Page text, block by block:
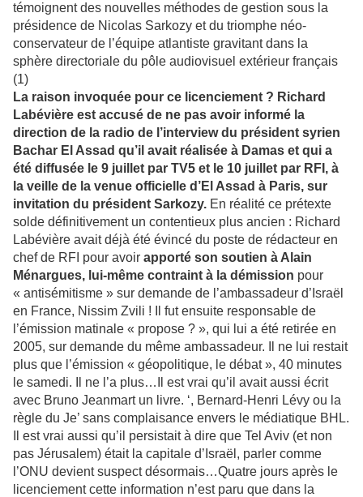
témoignent des nouvelles méthodes de gestion sous la
présidence de Nicolas Sarkozy et du triomphe néo-
conservateur de l’équipe atlantiste gravitant dans la
sphère directoriale du pôle audiovisuel extérieur français
(1)
La raison invoquée pour ce licenciement ? Richard
Labévière est accusé de ne pas avoir informé la
direction de la radio de l’interview du président syrien
Bachar El Assad qu’il avait réalisée à Damas et qui a
été diffusée le 9 juillet par TV5 et le 10 juillet par RFI, à
la veille de la venue officielle d’El Assad à Paris, sur
invitation du président Sarkozy. En réalité ce prétexte
solde définitivement un contentieux plus ancien : Richard
Labévière avait déjà été évincé du poste de rédacteur en
chef de RFI pour avoir apporté son soutien à Alain
Ménargues, lui-même contraint à la démission pour
« antisémitisme » sur demande de l’ambassadeur d’Israël
en France, Nissim Zvili ! Il fut ensuite responsable de
l’émission matinale « propose ? », qui lui a été retirée en
2005, sur demande du même ambassadeur. Il ne lui restait
plus que l’émission « géopolitique, le débat », 40 minutes
le samedi. Il ne l’a plus…Il est vrai qu’il avait aussi écrit
avec Bruno Jeanmart un livre. ‘, Bernard-Henri Lévy ou la
règle du Je’ sans complaisance envers le médiatique BHL.
Il est vrai aussi qu’il persistait à dire que Tel Aviv (et non
pas Jérusalem) était la capitale d’Israël, parler comme
l’ONU devient suspect désormais…Quatre jours après le
licenciement cette information n’est paru que dans la